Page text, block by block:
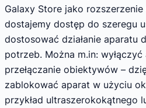
Galaxy Store jako
dostajemy dostęp do szeregu
dostosować działanie aparatu
potrzeb. Można m.in:
przełączanie obiektywów –
zablokować aparat w użyciu
przykład ultraszerokokątnego